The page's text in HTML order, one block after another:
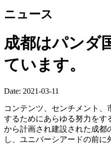
ニュース
成都はパンダ
ています。
Date: 2021-03-11
コンテンツ、センチメント
するためにあらゆる努力をす
から計画され建設された成都
し、ユニバーシアードの前に